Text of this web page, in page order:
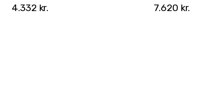
4.332 kr. 7.620 kr.